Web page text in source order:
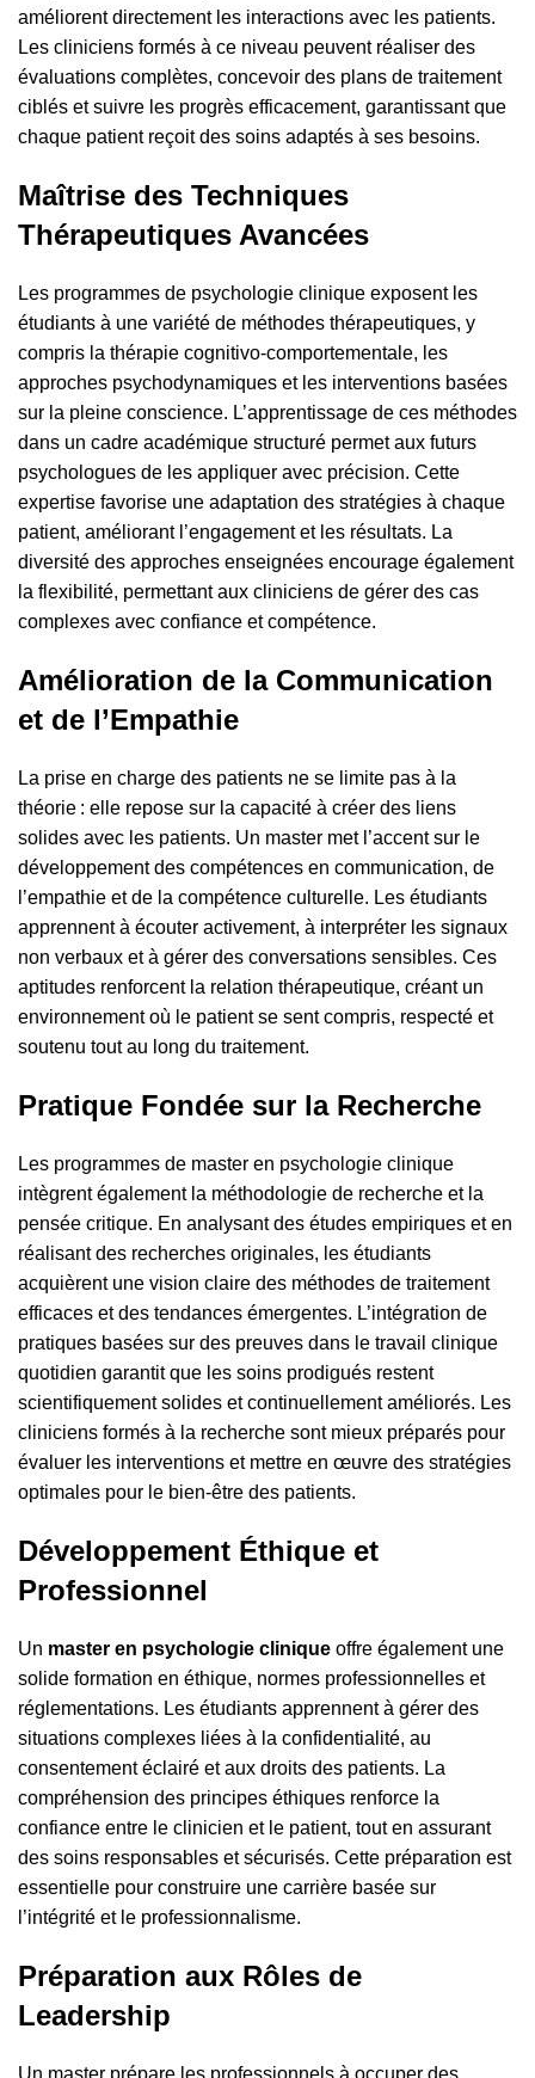
améliorent directement les interactions avec les patients.
Les cliniciens formés à ce niveau peuvent réaliser des
évaluations complètes, concevoir des plans de traitement
ciblés et suivre les progrès efficacement, garantissant que
chaque patient reçoit des soins adaptés à ses besoins.
Maîtrise des Techniques
Thérapeutiques Avancées
Les programmes de psychologie clinique exposent les
étudiants à une variété de méthodes thérapeutiques, y
compris la thérapie cognitivo-comportementale, les
approches psychodynamiques et les interventions basées
sur la pleine conscience. L’apprentissage de ces méthodes
dans un cadre académique structuré permet aux futurs
psychologues de les appliquer avec précision. Cette
expertise favorise une adaptation des stratégies à chaque
patient, améliorant l’engagement et les résultats. La
diversité des approches enseignées encourage également
la flexibilité, permettant aux cliniciens de gérer des cas
complexes avec confiance et compétence.
Amélioration de la Communication
et de l’Empathie
La prise en charge des patients ne se limite pas à la
théorie : elle repose sur la capacité à créer des liens
solides avec les patients. Un master met l’accent sur le
développement des compétences en communication, de
l’empathie et de la compétence culturelle. Les étudiants
apprennent à écouter activement, à interpréter les signaux
non verbaux et à gérer des conversations sensibles. Ces
aptitudes renforcent la relation thérapeutique, créant un
environnement où le patient se sent compris, respecté et
soutenu tout au long du traitement.
Pratique Fondée sur la Recherche
Les programmes de master en psychologie clinique
intègrent également la méthodologie de recherche et la
pensée critique. En analysant des études empiriques et en
réalisant des recherches originales, les étudiants
acquièrent une vision claire des méthodes de traitement
efficaces et des tendances émergentes. L’intégration de
pratiques basées sur des preuves dans le travail clinique
quotidien garantit que les soins prodigués restent
scientifiquement solides et continuellement améliorés. Les
cliniciens formés à la recherche sont mieux préparés pour
évaluer les interventions et mettre en œuvre des stratégies
optimales pour le bien-être des patients.
Développement Éthique et
Professionnel
Un master en psychologie clinique offre également une
solide formation en éthique, normes professionnelles et
réglementations. Les étudiants apprennent à gérer des
situations complexes liées à la confidentialité, au
consentement éclairé et aux droits des patients. La
compréhension des principes éthiques renforce la
confiance entre le clinicien et le patient, tout en assurant
des soins responsables et sécurisés. Cette préparation est
essentielle pour construire une carrière basée sur
l’intégrité et le professionnalisme.
Préparation aux Rôles de
Leadership